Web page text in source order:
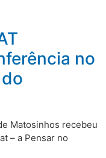
no
Matosinhos recebeu
– a Pensar no